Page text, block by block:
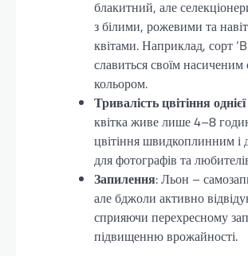
блакитний, але
з білими, рожевими та
квітами. Наприклад, сорт
славиться своїм насиченим
кольором.
Тривалість цвітіння
квітка живе лише 4–8
цвітіння швидкоплинним і
для фотографів та
Запилення: Льон –
але бджоли активно
сприяючи перехресному
підвищенню врожайності.